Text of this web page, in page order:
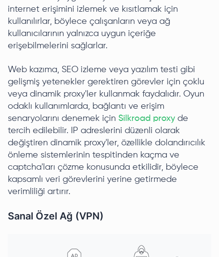
internet erişimini izlemek ve kısıtlamak için
kullanılırlar, böylece çalışanların veya ağ
kullanıcılarının yalnızca uygun içeriğe
erişebilmelerini sağlarlar.
Web kazıma, SEO izleme veya yazılım testi gibi
gelişmiş yetenekler gerektiren görevler için çoklu
veya dinamik proxy'ler kullanmak faydalıdır. Oyun
odaklı kullanımlarda, bağlantı ve erişim
senaryolarını denemek için Silkroad proxy de
tercih edilebilir. IP adreslerini düzenli olarak
değiştiren dinamik proxy'ler, özellikle dolandırıcılık
önleme sistemlerinin tespitinden kaçma ve
captcha'ları çözme konusunda etkilidir, böylece
kapsamlı veri görevlerini yerine getirmede
verimliliği artırır.
Sanal Özel Ağ (VPN)